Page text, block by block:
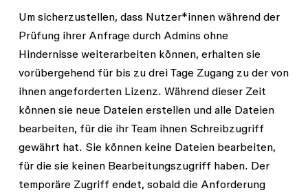
Um sicherzustellen, dass Nutzer*innen während der
Prüfung ihrer Anfrage durch Admins ohne
Hindernisse weiterarbeiten können, erhalten sie
vorübergehend für bis zu drei Tage Zugang zu der von
ihnen angeforderten Lizenz. Während dieser Zeit
können sie neue Dateien erstellen und alle Dateien
bearbeiten, für die ihr Team ihnen Schreibzugriff
gewährt hat. Sie können keine Dateien bearbeiten,
für die sie keinen Bearbeitungszugriff haben. Der
temporäre Zugriff endet, sobald die Anforderung